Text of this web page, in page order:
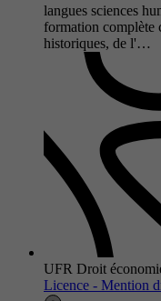
langues sciences
formation complète
historiques, de l'…
UFR Droit
Licence - Mention